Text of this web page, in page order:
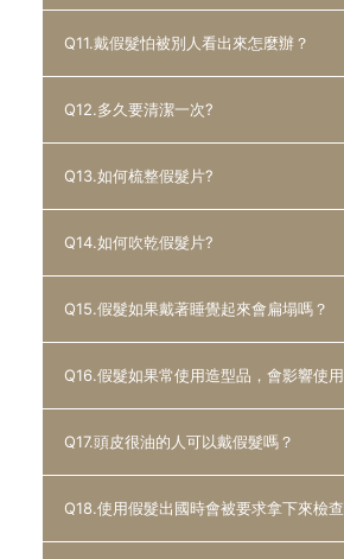
產品。
材質：假髮的底網材質、頭髮材質，是
樣。
最主要是根據使用者的需求取向來做挑
再購買才能夠買到最適合自己使用假髮
此建議配戴假髮應定時進行清洗，以維
髮髮根脫落打結，能夠有效保護假髮髮量
使用者的頭上修剪才最能符合使用者頭型
較不能保障消費者隱私，在清洗時也沒
議還是拿至有假髮修剪的專業門市修剪。
A : 假髮的假就詞性來講是名詞，而非形
假才稱作假髮，假髮的材質也有使用全真
為並非真的牙齒構造。
Q11.戴假髮怕被別人看出來怎麼辦？
A : 戴假髮被看出來的原因有二：
色不相符，髮量過短過長導致整體不夠自
方式不牢固。
一款適合使用者的假髮，除了要夠逼真
懂得如何正確配戴和拆卸，這樣即可避免
Q12.多久要清潔一次?
A : 依照使用者使用情況不同，若天天使
底才能有效延長使用期限，避免有異味及
Q13.如何梳整假髮片?
A : 使用具防靜電功能的梳子，可有效防
Q14.如何吹乾假髮片?
A : 建議先以甩的方式甩乾假髮片，再以
半乾的情況下, 直接配戴吹乾, 可增加服
Q15.假髮如果戴著睡覺起來會扁塌嗎？
A : 如果是在抓完造型品後睡覺，起來因
髮的人一樣，睡覺起來會自然扁塌。
Q16.假髮如果常使用造型品，會影響使
A : 真髮材質製成的假髮，如果使用造型
洗，則會影響。
Q17.頭皮很油的人可以戴假髮嗎？
A : 頭皮出油是因為悶熱及緊張、或是個
Q18.使用假髮出國時會被要求拿下來檢